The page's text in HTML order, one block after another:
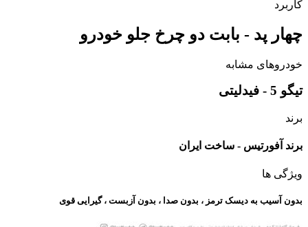
کاربرد
چهار پد - بابت دو چرخ جلو خودرو
خودروهای مشابه
تیگو 5 - فیدلیتی
برند
برند آفورتیس - ساخت ایران
ویژگی ها
بدون آسیب به دیسک ترمز ، بدون صدا ، بدون آزبست ، گیرایی قوی​